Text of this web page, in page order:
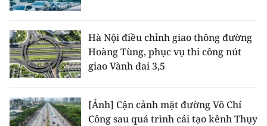
Hà Nội điều chỉnh giao thông đường
Hoàng Tùng, phục vụ thi công nút
giao Vành đai 3,5
[Ảnh] Cận cảnh mặt đường Võ Chí
Công sau quá trình cải tạo kênh Thụy